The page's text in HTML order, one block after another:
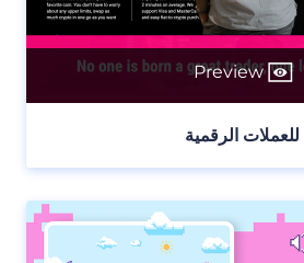
Preview
الرقمية